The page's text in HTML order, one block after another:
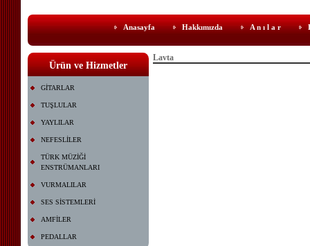
Anasayfa Hakkımızda A n ı l a r
Ürün ve Hizmetler
GİTARLAR
TUŞLULAR
YAYLILAR
NEFESLİLER
TÜRK MÜZİĞİ
ENSTRÜMANLARI
VURMALILAR
SES SİSTEMLERİ
AMFİLER
PEDALLAR
Lavta